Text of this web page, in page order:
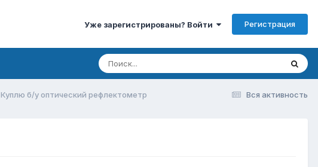
Уже зарегистрированы? Войти Регистрация
Вся активность
Куплю б/у оптический рефлектометр